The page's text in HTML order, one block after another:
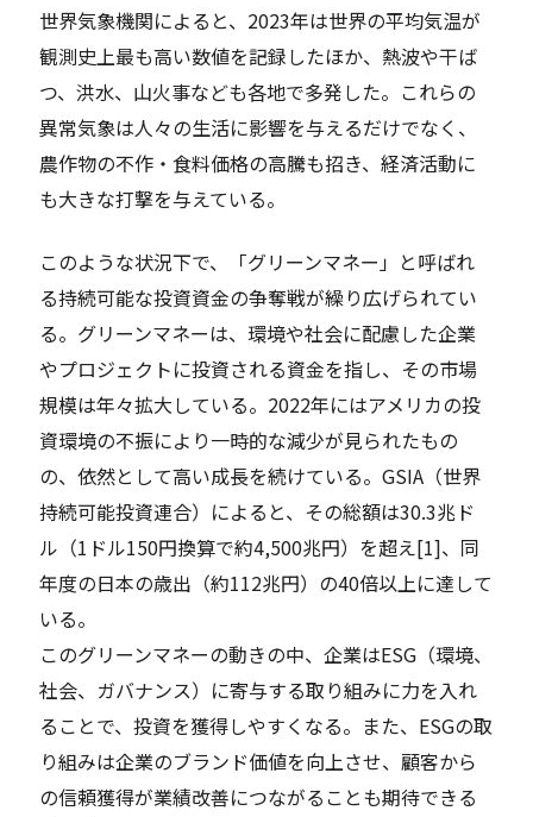
世界気象機関によると、2023年は世界の平均気温が
観測史上最も高い数値を記録したほか、熱波や干ば
つ、洪水、山火事なども各地で多発した。これらの
異常気象は人々の生活に影響を与えるだけでなく、
農作物の不作・食料価格の高騰も招き、経済活動に
も大きな打撃を与えている。
このような状況下で、「グリーンマネー」と呼ばれ
る持続可能な投資資金の争奪戦が繰り広げられてい
る。グリーンマネーは、環境や社会に配慮した企業
やプロジェクトに投資される資金を指し、その市場
規模は年々拡大している。2022年にはアメリカの投
資環境の不振により一時的な減少が見られたもの
の、依然として高い成長を続けている。GSIA（世界
持続可能投資連合）によると、その総額は30.3兆ド
ル（1ドル150円換算で約4,500兆円）を超え[1]、同
年度の日本の歳出（約112兆円）の40倍以上に達して
いる。
このグリーンマネーの動きの中、企業はESG（環境、
社会、ガバナンス）に寄与する取り組みに力を入れ
ることで、投資を獲得しやすくなる。また、ESGの取
り組みは企業のブランド価値を向上させ、顧客から
の信頼獲得が業績改善につながることも期待できる